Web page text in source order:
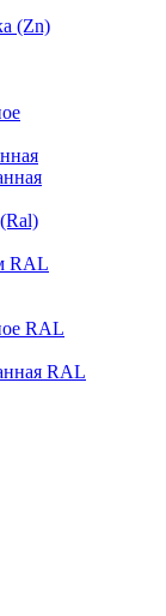
(Zn)
RAL
RAL
RAL